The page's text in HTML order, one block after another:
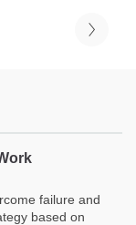
failure and
based on